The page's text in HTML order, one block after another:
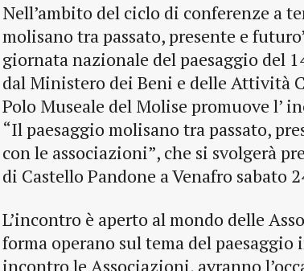
Nell’ambito del ciclo di conferenze a
molisano tra passato, presente e
giornata nazionale del paesaggio del
dal Ministero dei Beni e delle Attività
Polo Museale del Molise promuove l’
“Il paesaggio molisano tra passato,
con le associazioni”, che si svolgerà
di Castello Pandone a Venafro sabato
L’incontro è aperto al mondo delle
forma operano sul tema del
incontro le Associazioni, avranno